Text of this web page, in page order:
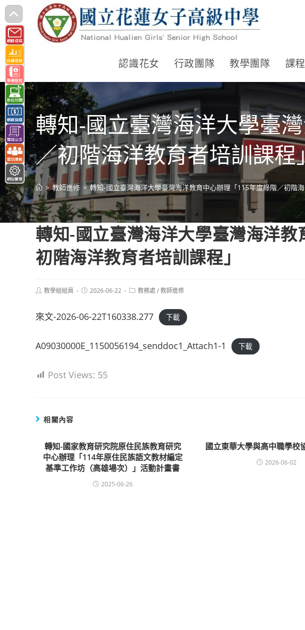
跳
轉
至
主
要
內
容
認識花女 行政團隊 教學團隊 課
轉知-國立臺灣海洋大學臺
／初階海洋教育者培訓課程
> 教師進修 > 轉知-國立臺灣海洋大學臺灣海洋教育中心辦理「115年度綠階／初階
轉知-國立臺灣海洋大學臺灣海洋
初階海洋教育者培訓課程」
Post教學組組員
Post2026-06-22
Post教務處 /教師進修
來文-2026-06-22T160338.277 下載
A09030000E_1150056194_senddoc1_Attach1-1 下載
Post Views: 55
相關內容
轉知-國家教育研究院原住民族教育研究
中心辦理「114年原住民族語文教材編定
基準工作坊（高雄場次）」活動計畫書
2025-06-26
國立東華大學與高中職學校
2026-06-02